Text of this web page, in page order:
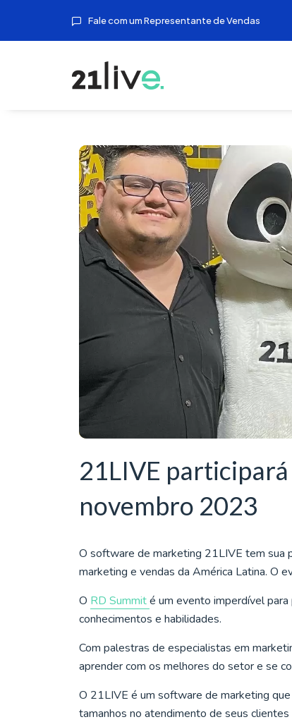
Fale com um Representante de Vendas
21LIVE
novembro 2023
O software de marketing 21LIVE tem sua
marketing e vendas da América Latina. O
O RD Summité um evento imperdível
conhecimentos e habilidades.
Com palestras de especialistas em
aprender com os melhores do setor e se
O 21LIVE é um software de marketing
tamanhos no atendimento de seus